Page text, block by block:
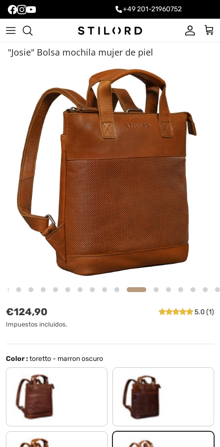
+49 201-21960752
Cuenta
"Josie" Bolsa mochila mujer de piel
Precio normal
€124,90
Impuestos incluidos.
5.0 (1)
Color :toretto - marron oscuro
sila - marrón torres - marrón